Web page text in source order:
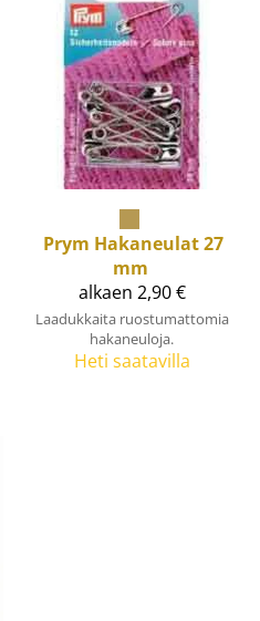
Prym Hakaneulat 27
mm
alkaen 2,90 €
Laadukkaita ruostumattomia
hakaneuloja.
Heti saatavilla